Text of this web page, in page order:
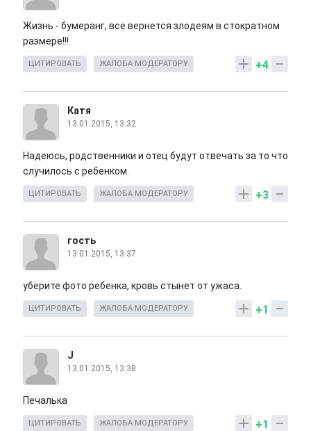
Жизнь - бумеранг, все вернется злодеям в стократном
размере!!!
+4
ЦИТИРОВАТЬ ЖАЛОБА МОДЕРАТОРУ
Катя
13.01.2015, 13:32
Надеюсь, родственники и отец будут отвечать за то что
случилось с ребенком.
+3
ЦИТИРОВАТЬ ЖАЛОБА МОДЕРАТОРУ
гость
13.01.2015, 13:37
уберите фото ребенка, кровь стынет от ужаса.
+1
ЦИТИРОВАТЬ ЖАЛОБА МОДЕРАТОРУ
J
13.01.2015, 13:38
Печалька
+1
ЦИТИРОВАТЬ ЖАЛОБА МОДЕРАТОРУ